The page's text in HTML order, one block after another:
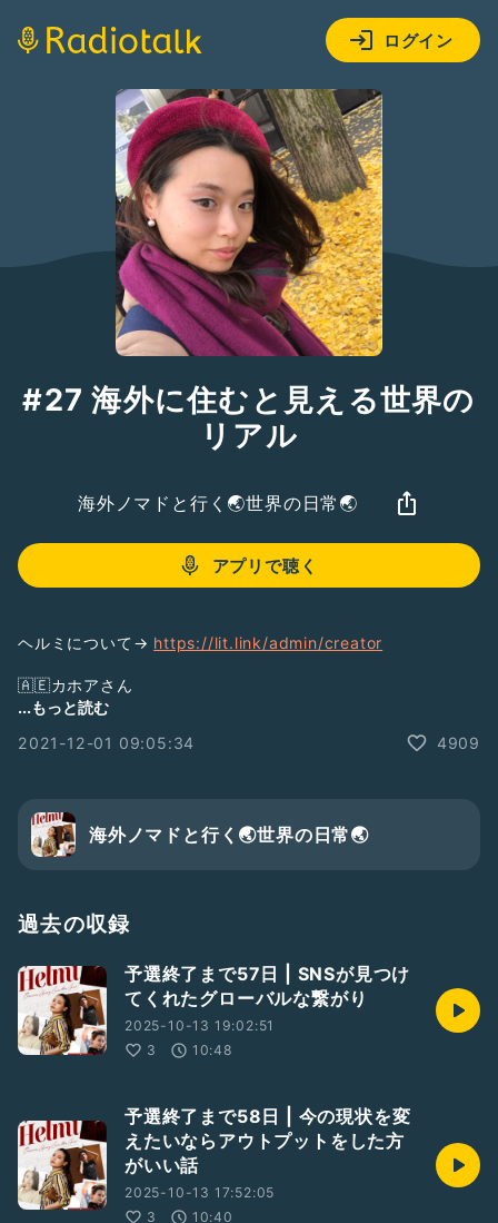
ログイン
#27 海外に住むと見える世界の
リアル
海外ノマドと行く🌏世界の日常🌏
アプリで聴く
ヘルミについて→ https://lit.link/admin/creator
🇦🇪カホアさん
番組#4.5ヶ国 海外雑学トークの番組
番組#えいめつの番組
https://radiotalk.jp/program/93260
#中国 #アラブ首長国
...もっと読む
2021-12-01 09:05:34
4909
海外ノマドと行く🌏世界の日常🌏
過去の収録
予選終了まで57日 | SNSが見つけ
てくれたグローバルな繋がり
2025-10-13 19:02:51
3
10:48
予選終了まで58日 | 今の現状を変
えたいならアウトプットをした方
がいい話
2025-10-13 17:52:05
3
10:40